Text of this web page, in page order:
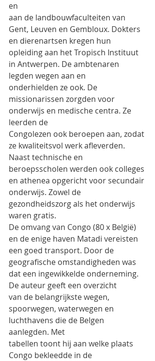
en
aan de landbouwfaculteiten van
Gent, Leuven en Gembloux. Dokters
en dierenartsen kregen hun
opleiding aan het Tropisch Instituut
in Antwerpen. De ambtenaren
legden wegen aan en
onderhielden ze ook. De
missionarissen zorgden voor
onderwijs en medische centra. Ze
leerden de
Congolezen ook beroepen aan, zodat
ze kwaliteitsvol werk afleverden.
Naast technische en
beroepsscholen werden ook colleges
en athenea opgericht voor secundair
onderwijs. Zowel de
gezondheidszorg als het onderwijs
waren gratis.
De omvang van Congo (80 x België)
en de enige haven Matadi vereisten
een goed transport. Door de
geografische omstandigheden was
dat een ingewikkelde onderneming.
De auteur geeft een overzicht
van de belangrijkste wegen,
spoorwegen, waterwegen en
luchthavens die de Belgen
aanlegden. Met
tabellen toont hij aan welke plaats
Congo bekleedde in de